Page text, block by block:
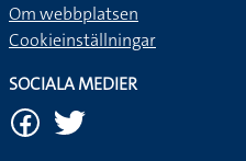
Om webbplatsen
Cookieinställningar
SOCIALA MEDIER